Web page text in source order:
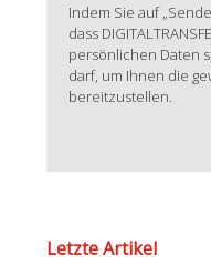
Indem Sie auf
dass
persönlichen Daten
darf, um Ihnen die
bereitzustellen.
Letzte Artikel